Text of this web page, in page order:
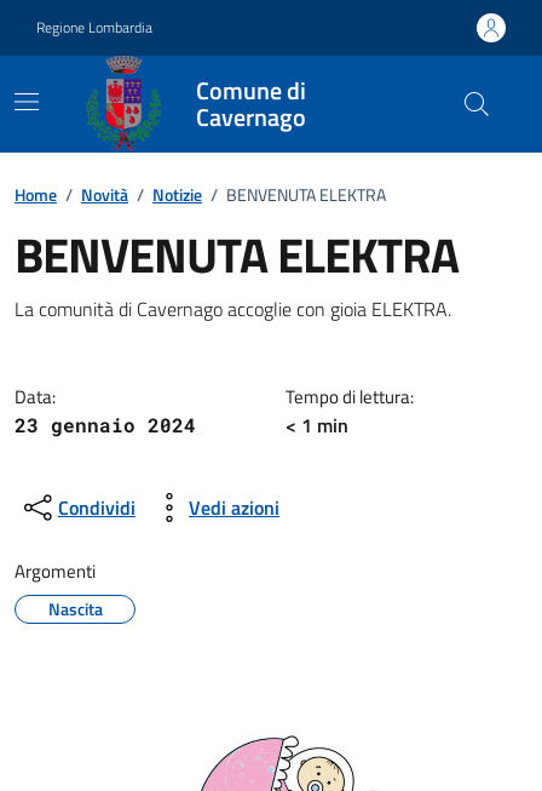
Regione Lombardia
Comune di
Cavernago
Home / Novità / Notizie / BENVENUTA ELEKTRA
BENVENUTA ELEKTRA
Dettagli della notizia
La comunità di Cavernago accoglie con gioia ELEKTRA.
Data:
23 gennaio 2024
Tempo di lettura:
< 1 min
Condividi Vedi azioni
Argomenti
Nascita